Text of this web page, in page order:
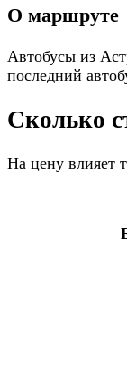
О маршруте
Автобусы из
последний
Сколько
На цену влияет